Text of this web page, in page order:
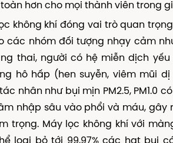
hơn cho mọi thành viên trong
không khí đóng vai trò quan
các nhóm đối tượng nhạy cảm
thai, người có hệ miễn dịch
hô hấp (hen suyễn, viêm mũi dị
nhân như bụi mịn PM2.5, PM1.0
nhập sâu vào phổi và máu, gây
trọng. Máy lọc không khí với
loại bỏ tới 99,97% các hạt bụi